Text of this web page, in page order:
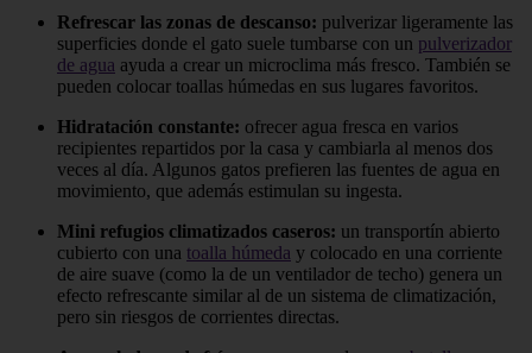
Refrescar las zonas de descanso: pulverizar ligeramente las
superficies donde el gato suele tumbarse con un pulverizador
de agua ayuda a crear un microclima más fresco. También se
pueden colocar toallas húmedas en sus lugares favoritos.
Hidratación constante: ofrecer agua fresca en varios
recipientes repartidos por la casa y cambiarla al menos dos
veces al día. Algunos gatos prefieren las fuentes de agua en
movimiento, que además estimulan su ingesta.
Mini refugios climatizados caseros: un transportín abierto
cubierto con una toalla húmeda y colocado en una corriente
de aire suave (como la de un ventilador de techo) genera un
efecto refrescante similar al de un sistema de climatización,
pero sin riesgos de corrientes directas.